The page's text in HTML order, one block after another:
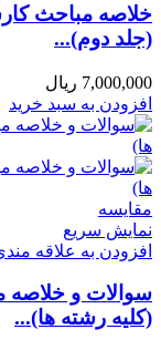
خلاصه مباحث
(جلد دوم)...
7,000,000 ریال
افزودن به سبد خرید
مقايسه
نمایش سریع
افزودن به علاقه
سوالات و خلاصه
(کلیه رشته ها)...